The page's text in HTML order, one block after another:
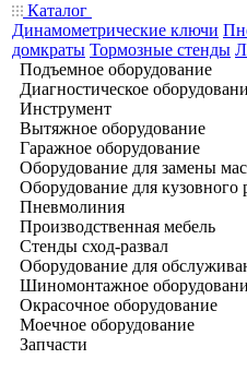
Каталог
Динамометрические ключи
домкраты Тормозные стенды
Подъемное оборудование
Диагностическое
Инструмент
Вытяжное оборудование
Гаражное оборудование
Оборудование для замены
Оборудование для кузовного
Пневмолиния
Производственная мебель
Стенды сход-развал
Оборудование для
Шиномонтажное
Окрасочное оборудование
Моечное оборудование
Запчасти